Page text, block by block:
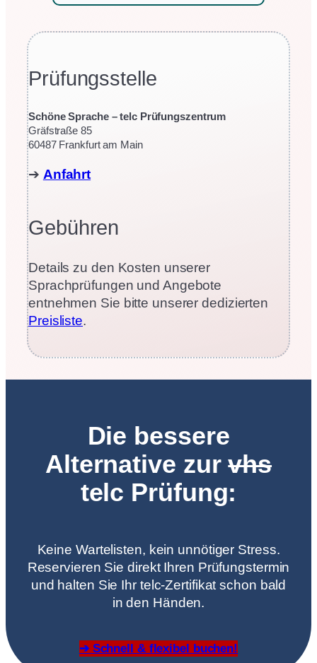
Prüfungsstelle
Schöne Sprache – telc Prüfungszentrum
Gräfstraße 85
60487 Frankfurt am Main
➔ Anfahrt
Gebühren
Details zu den Kosten unserer
Sprachprüfungen und Angebote
entnehmen Sie bitte unserer dedizierten
Preisliste.
Die bessere
Alternative zurvhs
telc Prüfung:
Keine Wartelisten, kein unnötiger Stress.
Reservieren Sie direkt Ihren Prüfungstermin
und halten Sie Ihr telc-Zertifikat schon bald
in den Händen.
➔ Schnell & flexibel buchen!